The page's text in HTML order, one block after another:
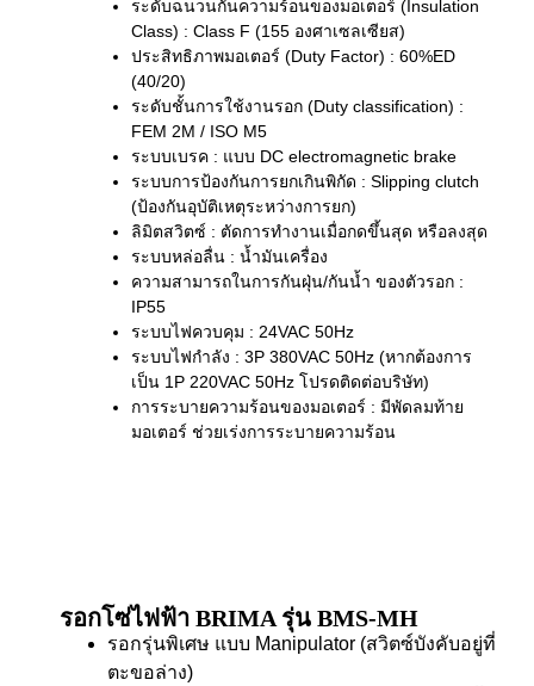
ระดับฉนวนกันความร้อนของมอเตอร์ (Insulation
Class) : Class F (155 องศาเซลเซียส)
ประสิทธิภาพมอเตอร์ (Duty Factor) : 60%ED
(40/20)
ระดับชั้นการใช้งานรอก (Duty classification) :
FEM 2M / ISO M5
ระบบเบรค : แบบ DC electromagnetic brake
ระบบการป้องกันการยกเกินพิกัด : Slipping clutch
(ป้องกันอุบัติเหตุระหว่างการยก)
ลิมิตสวิตซ์ : ตัดการทำงานเมื่อกดขึ้นสุด หรือลงสุด
ระบบหล่อลื่น : น้ำมันเครื่อง
ความสามารถในการกันฝุ่น/กันน้ำ ของตัวรอก :
IP55
ระบบไฟควบคุม : 24VAC 50Hz
ระบบไฟกำลัง : 3P 380VAC 50Hz (หากต้องการ
เป็น 1P 220VAC 50Hz โปรดติดต่อบริษัท)
การระบายความร้อนของมอเตอร์ : มีพัดลมท้าย
มอเตอร์ ช่วยเร่งการระบายความร้อน
รอกโซ่ไฟฟ้า BRIMA รุ่น BMS-MH
รอกรุ่นพิเศษ แบบ Manipulator (สวิตซ์บังคับอยู่ที่
ตะขอล่าง)